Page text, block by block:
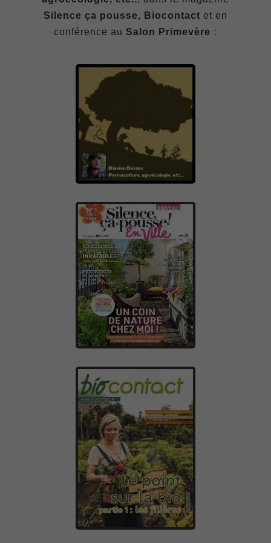
Silence ça pousse, Biocontact et en
conférence au Salon Primevère :